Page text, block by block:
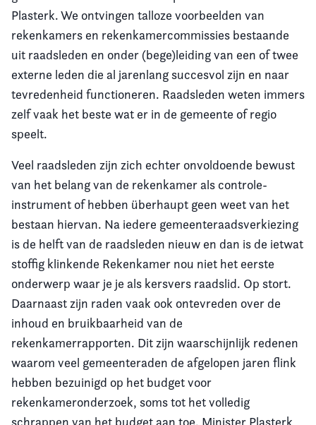
Plasterk. We ontvingen talloze voorbeelden van
rekenkamers en rekenkamercommissies bestaande
uit raadsleden en onder (bege)leiding van een of twee
externe leden die al jarenlang succesvol zijn en naar
tevredenheid functioneren. Raadsleden weten immers
zelf vaak het beste wat er in de gemeente of regio
speelt.
Veel raadsleden zijn zich echter onvoldoende bewust
van het belang van de rekenkamer als controle-
instrument of hebben überhaupt geen weet van het
bestaan hiervan. Na iedere gemeenteraadsverkiezing
is de helft van de raadsleden nieuw en dan is de ietwat
stoffig klinkende Rekenkamer nou niet het eerste
onderwerp waar je je als kersvers raadslid. Op stort.
Daarnaast zijn raden vaak ook ontevreden over de
inhoud en bruikbaarheid van de
rekenkamerrapporten. Dit zijn waarschijnlijk redenen
waarom veel gemeenteraden de afgelopen jaren flink
hebben bezuinigd op het budget voor
rekenkameronderzoek, soms tot het volledig
schrappen van het budget aan toe. Minister Plasterk